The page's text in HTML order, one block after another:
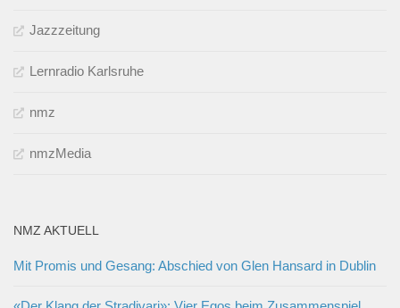
Jazzzeitung
Lernradio Karlsruhe
nmz
nmzMedia
NMZ AKTUELL
Mit Promis und Gesang: Abschied von Glen Hansard in Dublin